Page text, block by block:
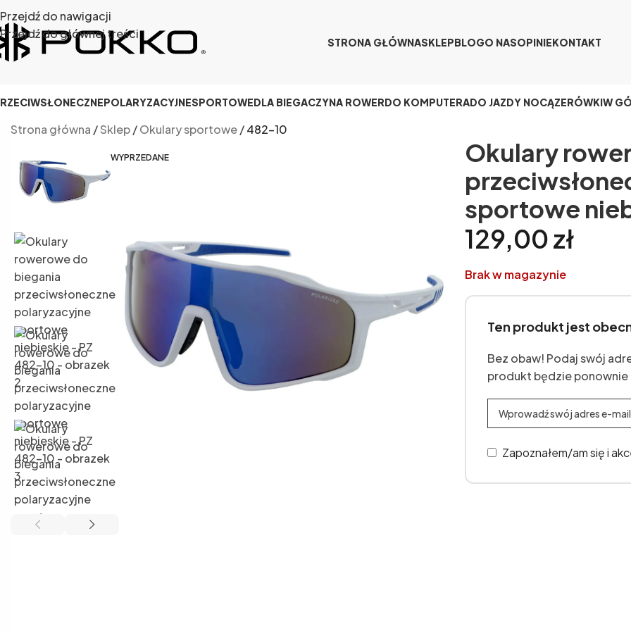
Przejdź do nawigacji
Przejdź do głównej treści
STRONA GŁÓWNASKLEPBLOGO NASOPINIEKONTAKT
POLARYZACYJNESPORTOWEDLA BIEGACZYNA ROWERDO KOMPUTERADO JAZDY NOCĄZERÓWKIW
Strona główna /Sklep/Okulary sportowe/482-10
WYPRZEDANE
Okulary
sportowe
129,00zł
Brak w magazynie
Ten produkt jest
Bez obaw! Podaj swój
produkt będzie
Zapoznałem/am się i